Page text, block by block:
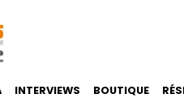
INTERVIEWS BOUTIQUE